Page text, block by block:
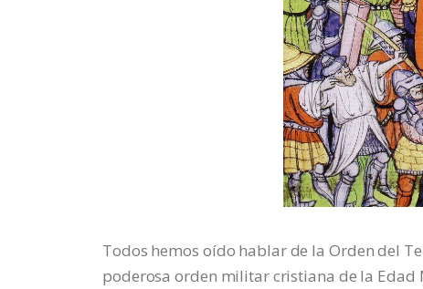
Todos hemos oído hablar de la Orden del
poderosa orden militar cristiana de la Edad